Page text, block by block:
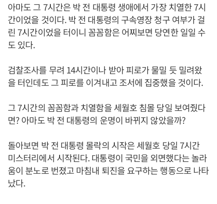
아마도 그 7시간은 박 전 대통령 생애에서 가장 치열한 7시
간이었을 것이다. 박 전 대통령의 구속영장 청구 여부가 걸
린 7시간이었을 터이니 꼼꼼함은 어찌보면 당연한 일일 수
도 있다.
검찰조사를 무려 14시간이나 받아 피로가 물밀 듯 밀려왔
을 터인데도 그 피로를 이겨내고 조서에 집중했을 것이다.
그 7시간의 꼼꼼함과 치열함을 세월호 침몰 당일 보여줬다
면? 아마도 박 전 대통령의 운명이 바뀌지 않았을까?
돌아보면 박 전 대통령 몰락의 시작은 세월호 당일 7시간
미스터리에서 시작된다. 대통령이 국민을 외면했다는 놀라
움이 분노로 번졌고 마침내 퇴진을 요구하는 행동으로 나타
났다.